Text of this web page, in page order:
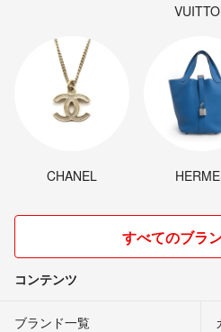
CHANEL
すべてのブラ
コンテンツ
ブランド一覧